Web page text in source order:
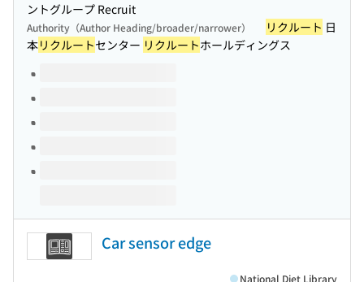
ントグループ Recruit
Authority（Author Heading/broader/narrower） リクルート 日
本リクルートセンター リクルートホールディングス
Volumes of this title
Car sensor edge
National Diet Library